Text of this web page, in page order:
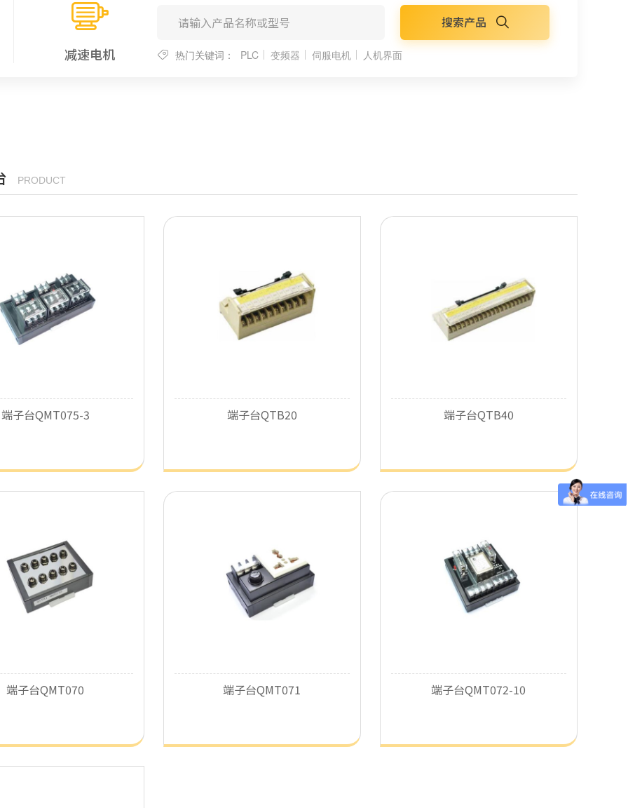
减速电机
搜索产品
热门关键词： PLC 变频器 伺服电机 人机界面
PRODUCT
端子台QMT075-3 端子台QTB20
详细
端子台QTB40
了解详细
端子台QMT070 端子台QMT071
详细
端子台QMT072-10
了解详细